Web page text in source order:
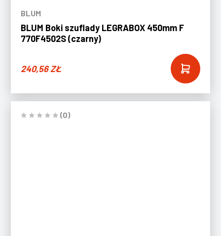
BLUM
BLUM Boki szuflady LEGRABOX 450mm F
770F4502S (czarny)
240,56ZŁ
(0)